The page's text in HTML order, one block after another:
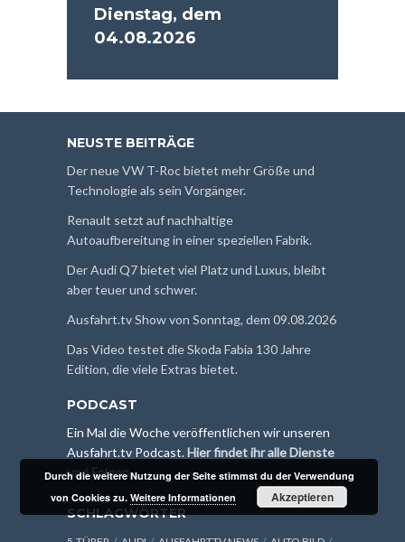
Dienstag, dem
04.08.2026
NEUSTE BEITRÄGE
Der neue VW T-Roc bietet mehr Größe und
Technologie als sein Vorgänger.
Renault setzt auf nachhaltige
Autoaufbereitung in einer speziellen Fabrik.
Der Audi Q7 bietet viel Platz und Luxus, bleibt
aber teuer und schwer.
Ausfahrt.tv Show von Sonntag, dem 09.08.2026
Das Video testet die Skoda Fabia 130 Jahre
Edition, die viele Extras bietet.
PODCAST
Ein Mal die Woche veröffentlichen wir unseren
Ausfahrt.tv Podcast.Hier findet ihr alle Dienste
und Folgen.
SCHLAGWÖRTER
Durch die weitere Nutzung der Seite stimmst du der Verwendung
von Cookies zu.Weitere Informationen Akzeptieren